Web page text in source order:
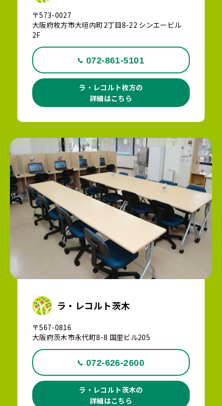
〒573-0027
大阪府枚方市大垣内町2丁目8-22 シンエービル
2F
072-861-5101
ラ・レコルト枚方の
詳細はこちら
ラ・レコルト茨木
〒567-0816
大阪府茨木市永代町8-8 国里ビル205
072-626-2600
ラ・レコルト茨木の
詳細はこちら